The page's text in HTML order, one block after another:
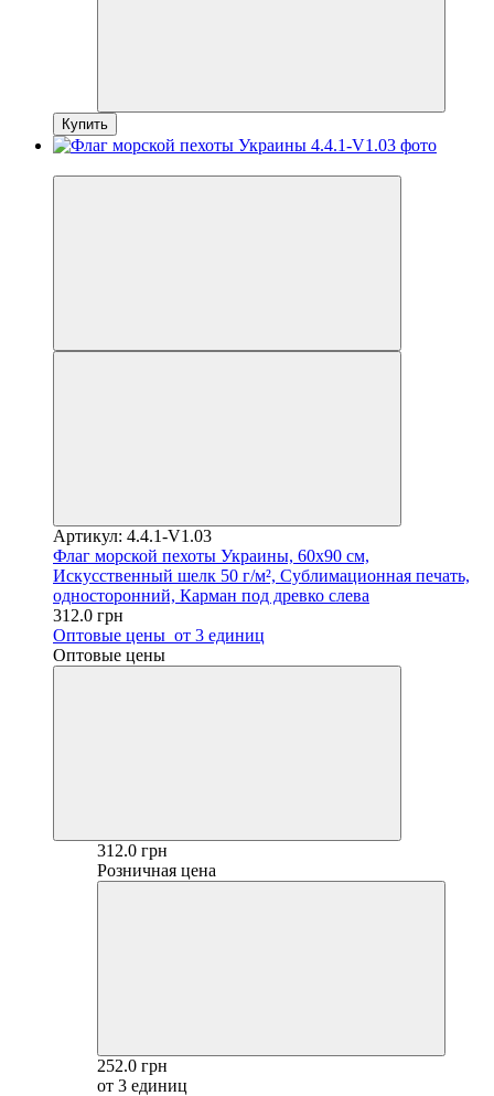
Купить
Артикул: 4.4.1-V1.03
Флаг морской пехоты Украины, 60х90 см,
Искусственный шелк 50 г/м², Сублимационная печать,
односторонний, Карман под древко слева
312.0 грн
Оптовые цены от 3 единиц
Оптовые цены
312.0 грн
Розничная цена
252.0 грн
от 3 единиц